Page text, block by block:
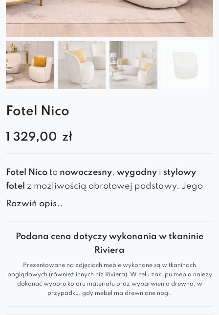
Fotel Nico
1 329,00 zł
Fotel Nico to nowoczesny, wygodny i stylowy
fotel z możliwością obrotowej podstawy. Jego
ergonomiczne siedzisko
, który łączywysoką jakość
nowoczesny designstworzywspaniałą
kompozycjęwraz z sofąNico II ,Nico III, jak i
eleganckąpufą Nico .
Rozwiń opis..
Podana cena dotyczy wykonania w tkaninie
Riviera
Prezentowane na zdjęciach meble wykonane są w tkaninach
poglądowych (również innych niż Riviera). W celu zakupu mebla należy
dokonać wyboru koloru materiału oraz wybarwienia drewna, w
przypadku, gdy mebel ma drewniane nogi.